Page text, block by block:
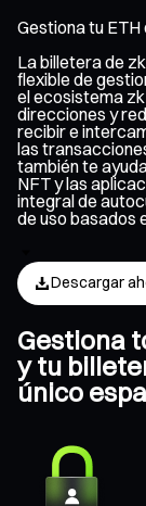
Gestiona tu
La billetera de
flexible de
el ecosistema
direcciones y
recibir e
las
también te
NFT y las
integral de
de uso basados
Descargar
Gestiona
y tu
único